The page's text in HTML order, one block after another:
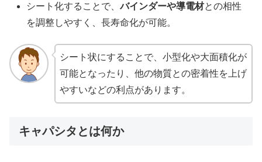
シート化することで、バインダーや導電材との相性
を調整しやすく、長寿命化が可能。
シート状にすることで、小型化や大面積化が
可能となったり、他の物質との密着性を上げ
やすいなどの利点があります。
キャパシタとは何か